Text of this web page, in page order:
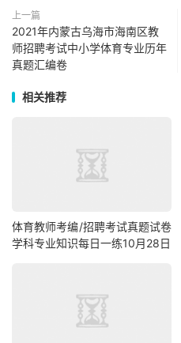
上一篇
2021年内蒙古乌海市海南区教
师招聘考试中小学体育专业历年
真题汇编卷
相关推荐
体育教师考编/招聘考试真题试卷
学科专业知识每日一练10月28日